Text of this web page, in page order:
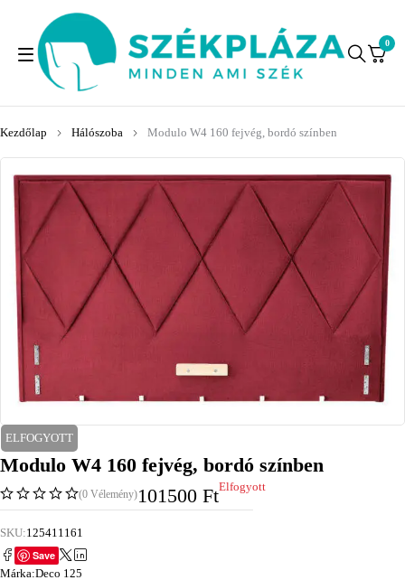
0
Kezdőlap Hálószoba Modulo W4 160 fejvég, bordó színben
ELFOGYOTT
Modulo W4 160 fejvég, bordó színben
(0 Vélemény)101500 FtElfogyott
SKU:125411161
Save
Márka:Deco 125